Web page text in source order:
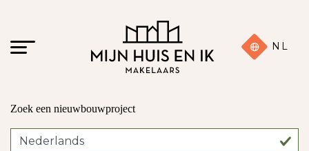
NL
Zoek een nieuwbouwproject